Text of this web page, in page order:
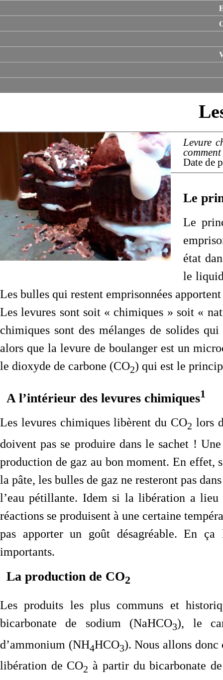
Levure
Date de
Le
Le
état
le
Les bulles qui restent emprisonnées
Les levures sont soit « chimiques » soit «
chimiques sont des mélanges de solides
alors que la levure de boulanger est un
le dioxyde de carbone (CO2) qui est le
A l’intérieur des levures chimiques1
Les levures chimiques libèrent du CO2 lors
doivent pas se produire dans le sachet !
production de gaz au bon moment. En
la pâte, les bulles de gaz ne resteront pas
l’eau pétillante. Idem si la libération a
réactions se produisent à une certaine
pas apporter un goût désagréable. En
importants.
La production de CO2
Les produits les plus communs et
bicarbonate de sodium (NaHCO3), le
d’ammonium (NH4HCO3). Nous allons donc
libération de CO2 à partir du bicarbonate